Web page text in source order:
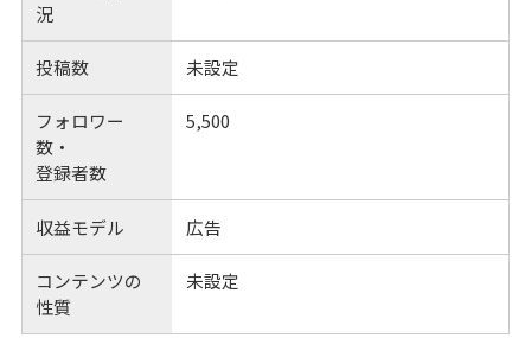
況
投稿数 未設定
フォロワー
数・
登録者数
5,500
収益モデル 広告
コンテンツの
性質
未設定